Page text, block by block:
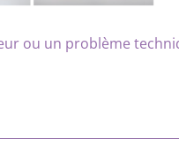
ou un problème